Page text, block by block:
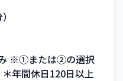
※①または②の選択
年間休日120日以上